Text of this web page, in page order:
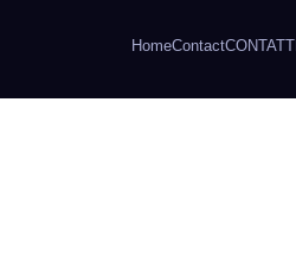
HomeContactCONTATTI